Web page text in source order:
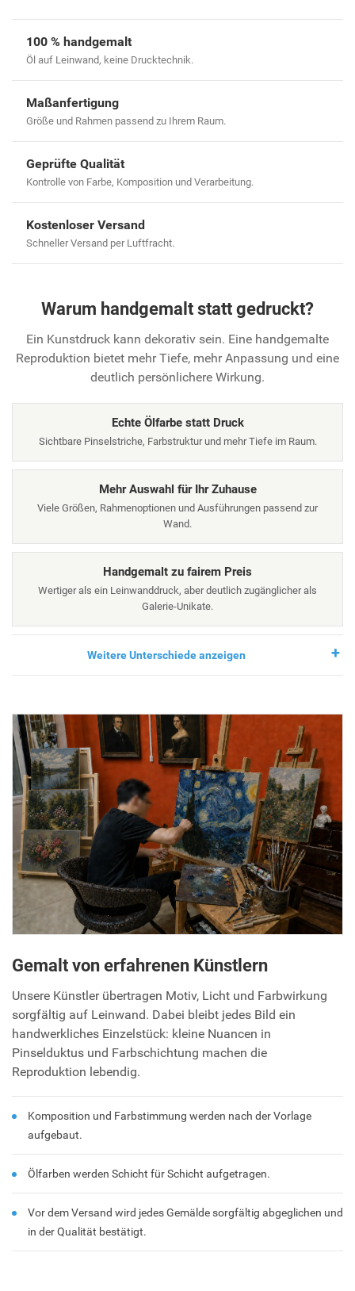
100 % handgemalt
Öl auf Leinwand, keine Drucktechnik.
Maßanfertigung
Größe und Rahmen passend zu Ihrem Raum.
Geprüfte Qualität
Kontrolle von Farbe, Komposition und Verarbeitung.
Kostenloser Versand
Schneller Versand per Luftfracht.
Warum handgemalt statt gedruckt?
Ein Kunstdruck kann dekorativ sein. Eine handgemalte
Reproduktion bietet mehr Tiefe, mehr Anpassung und eine
deutlich persönlichere Wirkung.
Echte Ölfarbe statt Druck
Sichtbare Pinselstriche, Farbstruktur und mehr Tiefe im Raum.
Mehr Auswahl für Ihr Zuhause
Viele Größen, Rahmenoptionen und Ausführungen passend zur
Wand.
Handgemalt zu fairem Preis
Wertiger als ein Leinwanddruck, aber deutlich zugänglicher als
Galerie-Unikate.
Weitere Unterschiede anzeigen
Gemalt von erfahrenen Künstlern
Unsere Künstler übertragen Motiv, Licht und Farbwirkung
sorgfältig auf Leinwand. Dabei bleibt jedes Bild ein
handwerkliches Einzelstück: kleine Nuancen in
Pinselduktus und Farbschichtung machen die
Reproduktion lebendig.
Komposition und Farbstimmung werden nach der Vorlage
aufgebaut.
Ölfarben werden Schicht für Schicht aufgetragen.
Vor dem Versand wird jedes Gemälde sorgfältig abgeglichen und
in der Qualität bestätigt.